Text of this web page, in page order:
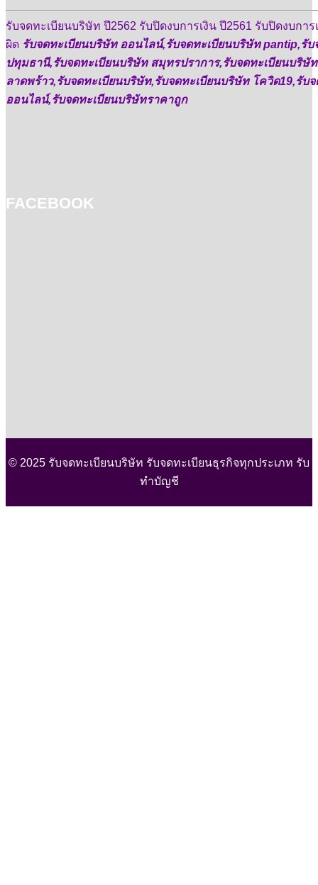
รับจดทะเบียนบริษัท ปี2562 รับปิดงบการเงิน ปี2561 รับปิดงบกา
ผิด รับจดทะเบียนบริษัท ออนไลน์,รับจดทะเบียนบริษัท pantip,รั
ปทุมธานี,รับจดทะเบียนบริษัท สมุทรปราการ,รับจดทะเบียนบริษั
ลาดพร้าว,รับจดทะเบียนบริษัท,รับจดทะเบียนบริษัท โควิด19,รับ
ออนไลน์,รับจดทะเบียนบริษัทราคาถูก
FACEBOOK
© 2025 รับจดทะเบียนบริษัท รับจดทะเบียนธุรกิจทุกประเภท รับ
ทำบัญชี